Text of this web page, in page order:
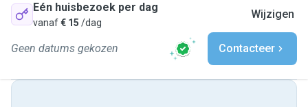
Eén huisbezoek per dag
vanaf€ 15 /dag
Wijzigen
Geen datums gekozen Contacteer